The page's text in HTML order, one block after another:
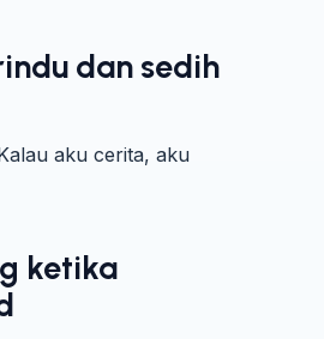
dan sedih
aku cerita, aku
ketika